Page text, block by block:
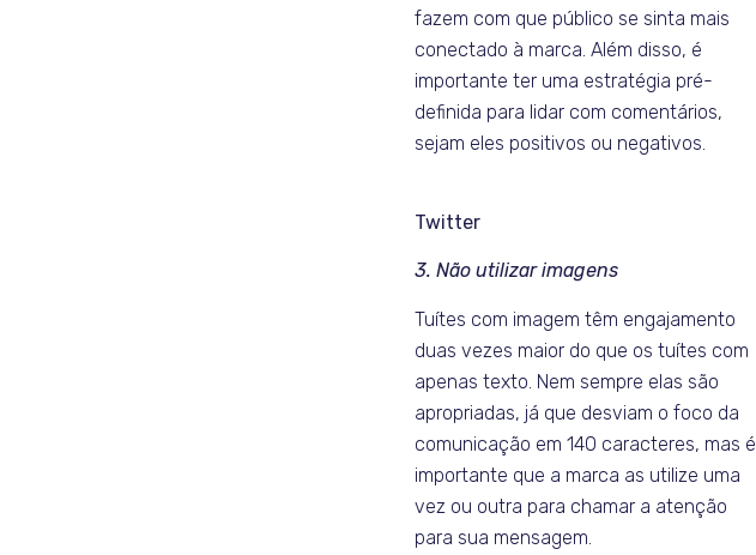
fazem com que público se sinta mais
conectado à marca. Além disso, é
importante ter uma estratégia pré-
definida para lidar com comentários,
sejam eles positivos ou negativos.
Twitter
3. Não utilizar imagens
Tuítes com imagem têm engajamento
duas vezes maior do que os tuítes com
apenas texto. Nem sempre elas são
apropriadas, já que desviam o foco da
comunicação em 140 caracteres, mas é
importante que a marca as utilize uma
vez ou outra para chamar a atenção
para sua mensagem.